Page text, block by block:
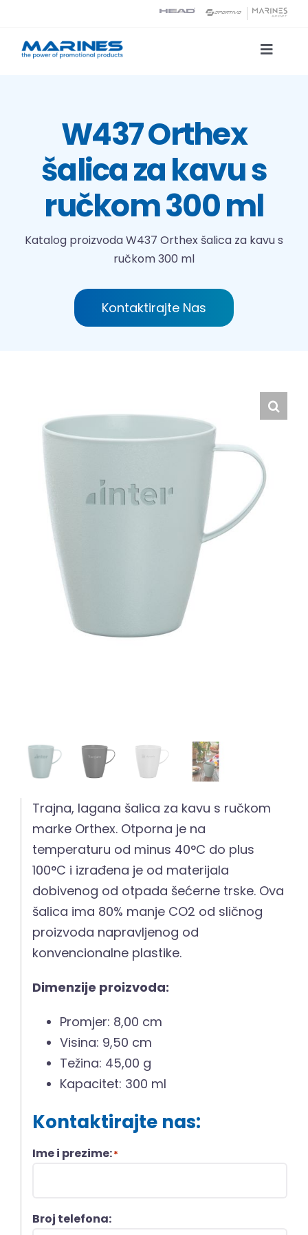
content
Toggle
Tehnologije tiska
O nama
W437 Orthex
šalica za kavu s
ručkom 300 ml
Katalog proizvodaW437 Orthex šalica za kavu s
ručkom 300 ml
Kontaktirajte Nas
Trajna, lagana šalica za kavu s ručkom
marke Orthex. Otporna je na
temperaturu od minus 40°C do plus
100°C i izrađena je od materijala
dobivenog od otpada šećerne trske. Ova
šalica ima 80% manje CO2 od sličnog
proizvoda napravljenog od
konvencionalne plastike.
Dimenzije proizvoda:
Promjer: 8,00 cm
Visina: 9,50 cm
Težina: 45,00 g
Kapacitet: 300 ml
Kontaktirajte nas:
Ime i prezime:*
Broj telefona: